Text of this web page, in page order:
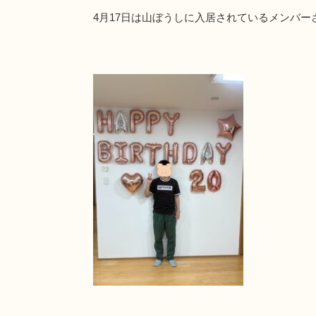
4月17日は山ぼうしに入居されているメンバー